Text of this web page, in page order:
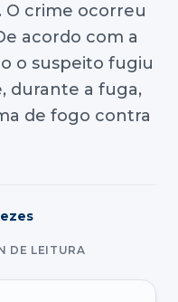
O crime ocorreu
acordo com a
o suspeito fugiu
durante a fuga,
de fogo contra
DE LEITURA